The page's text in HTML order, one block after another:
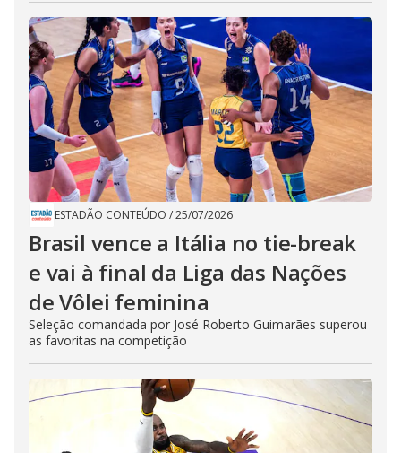
ESTADÃO CONTEÚDO /25/07/2026
Brasil vence a Itália no tie-break
e vai à final da Liga das Nações
de Vôlei feminina
Seleção comandada por José Roberto Guimarães superou
as favoritas na competição